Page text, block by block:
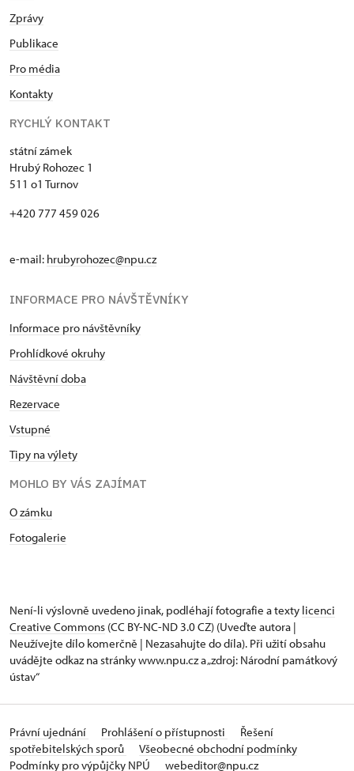
Zprávy
Publikace
Pro média
Kontakty
RYCHLÝ KONTAKT
státní zámek
Hrubý Rohozec 1
511 o1 Turnov
+420 777 459 026
e-mail: hrubyrohozec@npu.cz
INFORMACE PRO NÁVŠTĚVNÍKY
Informace pro návštěvníky
Prohlídkové okruhy
Návštěvní doba
Rezervace
Vstupné
Tipy na výlety
MOHLO BY VÁS ZAJÍMAT
O zámku
Fotogalerie
Není-li výslovně uvedeno jinak, podléhají fotografie a texty licenci
Creative Commons (CC BY-NC-ND 3.0 CZ) (Uveďte autora |
Neužívejte dílo komerčně | Nezasahujte do díla). Při užití obsahu
uvádějte odkaz na stránky www.npu.cz a „zdroj: Národní památkový
ústav“
Právní ujednání Prohlášení o přístupnosti
Řešení
spotřebitelských sporů
Všeobecné obchodní podmínky
Podmínky pro výpůjčky NPÚ
webeditor@npu.cz